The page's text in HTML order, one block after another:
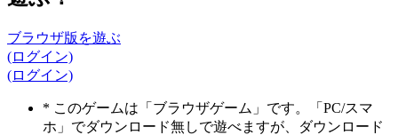
ブラウザ版を遊ぶ
(ログイン)
(ログイン)
* このゲームは「ブラウザゲーム」です。「PC/スマ
ホ」でダウンロード無しで遊べますが、ダウンロード